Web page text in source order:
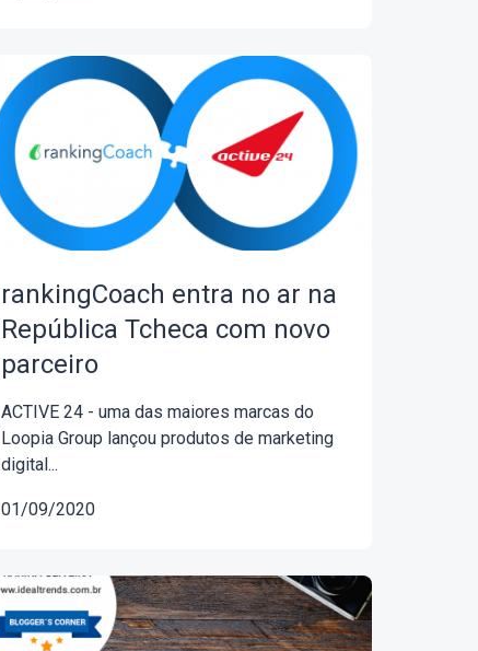
rankingCoach entra no ar na
República Tcheca com novo
parceiro
ACTIVE 24 - uma das maiores marcas do
Loopia Group lançou produtos de marketing
digital...
01/09/2020